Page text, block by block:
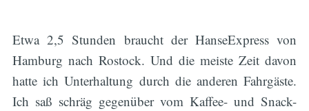
Etwa 2,5 Stunden braucht der HanseExpress von
Hamburg nach Rostock. Und die meiste Zeit davon
hatte ich Unterhaltung durch die anderen Fahrgäste.
Ich saß schräg gegenüber vom Kaffee- und Snack-